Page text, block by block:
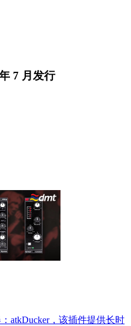
7 月发行
atkDucker，该插件提供长时